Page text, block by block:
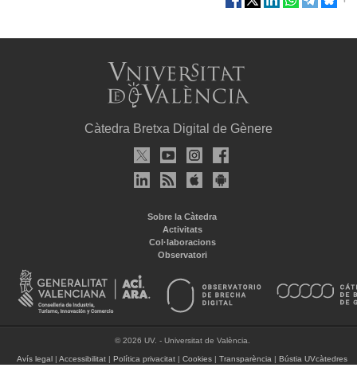
Càtedra Bretxa Digital de Gènere
Sobre la Càtedra
Activitats
Col·laboracions
Observatori
© 2026 UV. - Universitat de València.
Avís legal |Accessibilitat Política privacitat |Cookies |Transparència Bústia UVcàtedres